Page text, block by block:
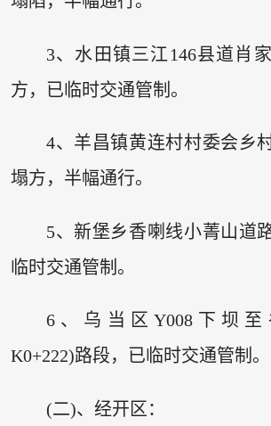
3、水田镇三江146县道肖
方，已临时交通管制。
4、羊昌镇黄连村村委会乡
塌方，半幅通行。
5、新堡乡香喇线小菁山道
临时交通管制。
6、乌当区Y008下坝至
K0+222)路段，已临时交通管制。
(二)、经开区：